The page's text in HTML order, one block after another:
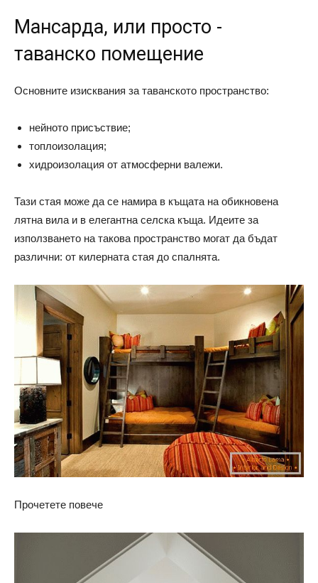
Мансарда, или просто -
таванско помещение
Основните изисквания за таванското пространство:
нейното присъствие;
топлоизолация;
хидроизолация от атмосферни валежи.
Тази стая може да се намира в къщата на обикновена
лятна вила и в елегантна селска къща. Идеите за
използването на такова пространство могат да бъдат
различни: от килерната стая до спалнята.
Прочетете повече